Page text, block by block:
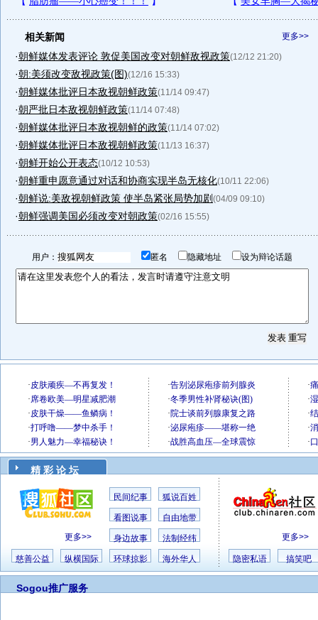
更多>>
相关新闻
·朝鲜媒体发表评论 敦促美国改变对朝鲜敌视政策(12/12 21:20)
·朝:美须改变敌视政策(图)(12/16 15:33)
·朝鲜媒体批评日本敌视朝鲜政策(11/14 09:47)
·朝严批日本敌视朝鲜政策(11/14 07:48)
·朝鲜媒体批评日本敌视朝鲜的政策(11/14 07:02)
·朝鲜媒体批评日本敌视朝鲜政策(11/13 16:37)
·朝鲜开始公开表态(10/12 10:53)
·朝鲜重申愿意通过对话和协商实现半岛无核化(10/11 22:06)
·朝鲜说:美敌视朝鲜政策 使半岛紧张局势加剧 (04/09 09:10)
·朝鲜强调美国必须改变对朝政策(02/16 15:55)
用户： 匿名 隐藏地址 设为辩论话题
精 彩 论 坛
更多>>
民间纪事 狐说百姓
看图说事 自由地带
身边故事 法制经纬
慈善公益 纵横国际 环球掠影 海外华人
更多>>
隐密私语 搞笑吧
Sogou推广服务